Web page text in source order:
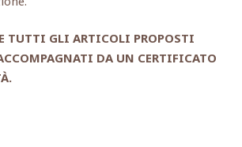
TUTTI GLI ARTICOLI PROPOSTI
DA UN CERTIFICATO